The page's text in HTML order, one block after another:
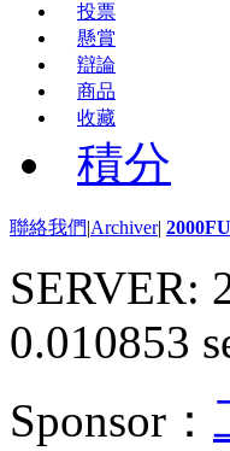
投票
懸賞
辯論
商品
收藏
積分
聯絡我們|Archiver|
SERVER:
0.010853
Sponsor：